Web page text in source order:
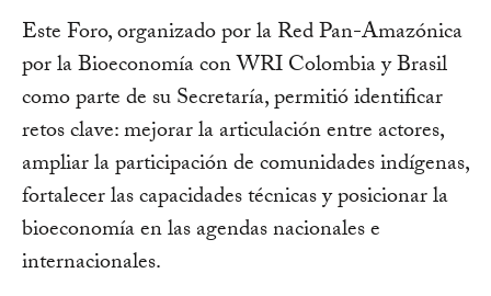
Este Foro, organizado por la Red Pan-Amazónica
por la Bioeconomía con WRI Colombia y Brasil
como parte de su Secretaría, permitió identificar
retos clave: mejorar la articulación entre actores,
ampliar la participación de comunidades indígenas,
fortalecer las capacidades técnicas y posicionar la
bioeconomía en las agendas nacionales e
internacionales.